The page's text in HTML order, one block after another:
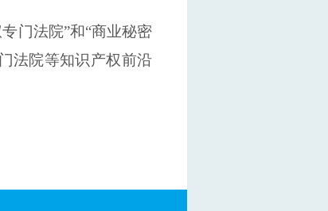
门法院”和“商业秘密
法院等知识产权前沿